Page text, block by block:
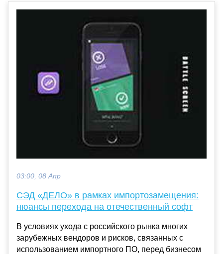
03:00, 08 Апр
СЭД «ДЕЛО» в рамках импортозамещения:
нюансы перехода на отечественный софт
В условиях ухода с российского рынка многих
зарубежных вендоров и рисков, связанных с
использованием импортного ПО, перед бизнесом